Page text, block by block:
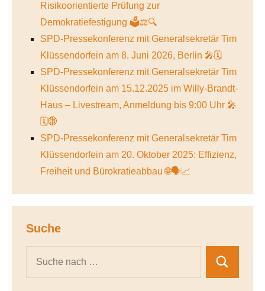
Risikoorientierte Prüfung zur
Demokratiefestigung 🗳️⚖️🔍
SPD-Pressekonferenz mit Generalsekretär Tim
Klüssendorfein am 8. Juni 2026, Berlin 🎤🗓️
SPD-Pressekonferenz mit Generalsekretär Tim
Klüssendorfein am 15.12.2025 im Willy-Brandt-
Haus – Livestream, Anmeldung bis 9:00 Uhr 🎤
🗓️🌐
SPD-Pressekonferenz mit Generalsekretär Tim
Klüssendorfein am 20. Oktober 2025: Effizienz,
Freiheit und Bürokratieabbau 🌐🗣️📈
Suche